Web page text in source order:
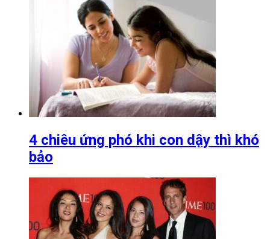
4 chiêu ứng phó khi con dậy thì khó
bảo